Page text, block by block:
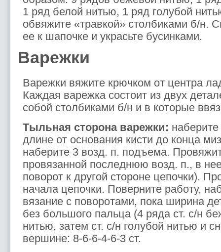
1 ряд белой нитью, 1 ряд голубой
обвяжите «травкой» столбиками б/н.
ее к шапочке и украсьте бусинками.
Варежки
Варежки вяжите крючком от центра
Каждая варежка состоит из двух
собой столбиками б/н и в которые
Тыльная сторона варежки:
длине от основания кисти до конца
наберите 3 возд. п. подъема.
провязанной последнюю возд. п., в
поворот к другой стороне цепочки).
начала цепочки. Поверните работу,
вязание с поворотами, пока ширина
без большого пальца (4 ряда ст. с/н
нитью, затем ст. с/н голубой нитью и
вершине: 8-6-6-4-6-3 ст.